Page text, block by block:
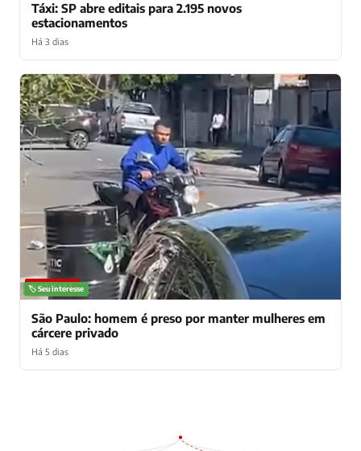
Táxi: SP abre editais para 2.195 novos
estacionamentos
Há 3 dias
NOTÍCIAS
🏷️ Seu interesse
São Paulo: homem é preso por manter mulheres em
cárcere privado
Há 5 dias